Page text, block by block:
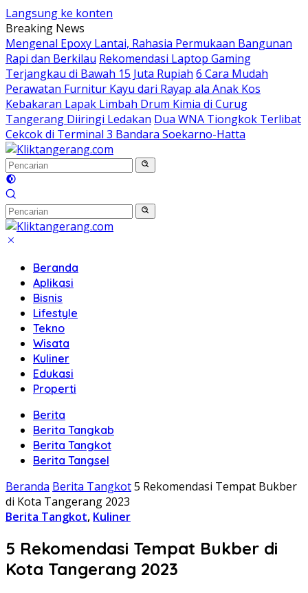
Langsung ke konten
Breaking News
Mengenal Epoxy Lantai, Rahasia Permukaan Bangunan
Rapi dan Berkilau Rekomendasi Laptop Gaming
Terjangkau di Bawah 15 Juta Rupiah 6 Cara Mudah
Perawatan Furnitur Kayu dari Rayap ala Anak Kos
Kebakaran Lapak Limbah Drum Kimia di Curug
Tangerang Diiringi Ledakan Dua WNA Tiongkok Terlibat
Cekcok di Terminal 3 Bandara Soekarno-Hatta
Beranda
Aplikasi
Bisnis
Lifestyle
Tekno
Wisata
Kuliner
Edukasi
Properti
Berita
Berita Tangkab
Berita Tangkot
Berita Tangsel
Beranda Berita Tangkot5 Rekomendasi Tempat Bukber
di Kota Tangerang 2023
Berita Tangkot, Kuliner
5 Rekomendasi Tempat Bukber di
Kota Tangerang 2023